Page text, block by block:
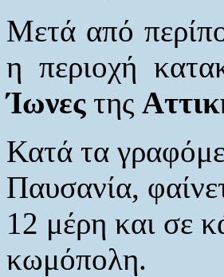
Μετά από
η περιοχή
Ίωνεςτης
Κατά τα
Παυσανία,
12 μέρη και σε
κωμόπολη.